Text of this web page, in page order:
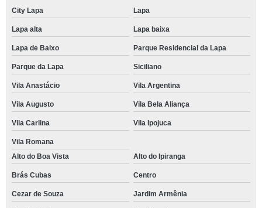
City Lapa Lapa
Lapa alta Lapa baixa
Lapa de Baixo Parque Residencial da Lapa
Parque da Lapa Siciliano
Vila Anastácio Vila Argentina
Vila Augusto Vila Bela Aliança
Vila Carlina Vila Ipojuca
Vila Romana
Alto do Boa Vista
Alto do Ipiranga
Brás Cubas Centro
Cezar de Souza Jardim Armênia